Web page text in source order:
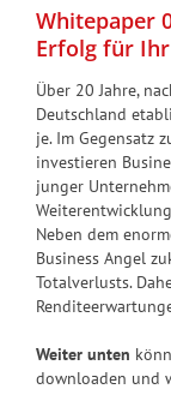
Whitepaper
Erfolg für
Über 20 Jahre,
Deutschland
je. Im Gegensatz
investieren
junger
Neben dem
Business Angel
Totalverlusts.
Weiter unten
downloaden und